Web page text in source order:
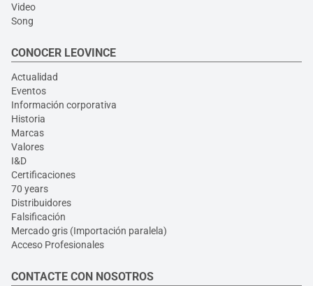
Video
Song
CONOCER LEOVINCE
Actualidad
Eventos
Información corporativa
Historia
Marcas
Valores
I&D
Certificaciones
70 years
Distribuidores
Falsificación
Mercado gris (Importación paralela)
Acceso Profesionales
CONTACTE CON NOSOTROS